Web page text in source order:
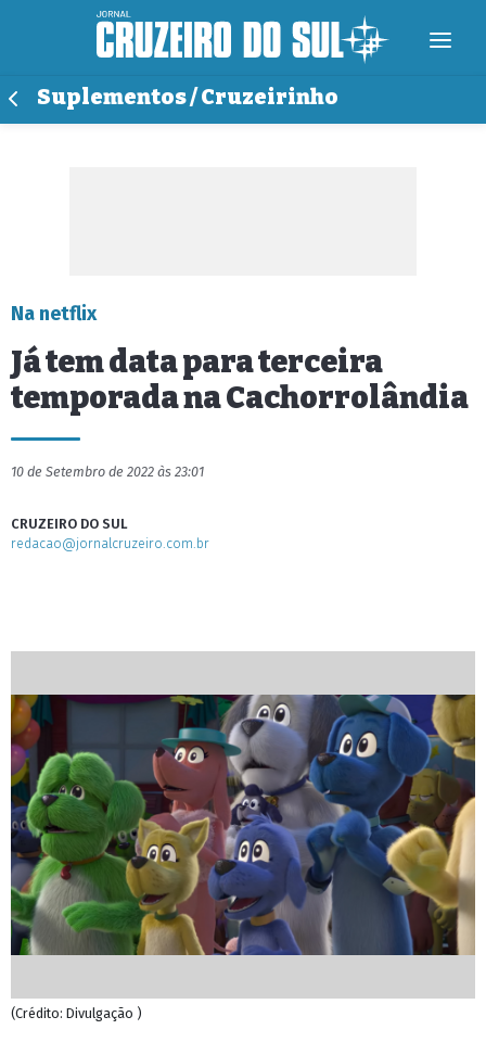
Suplementos / Cruzeirinho
Na netflix
Já tem data para terceira
temporada na Cachorrolândia
10 de Setembro de 2022 às 23:01
CRUZEIRO DO SUL
redacao@jornalcruzeiro.com.br
(Crédito: Divulgação )